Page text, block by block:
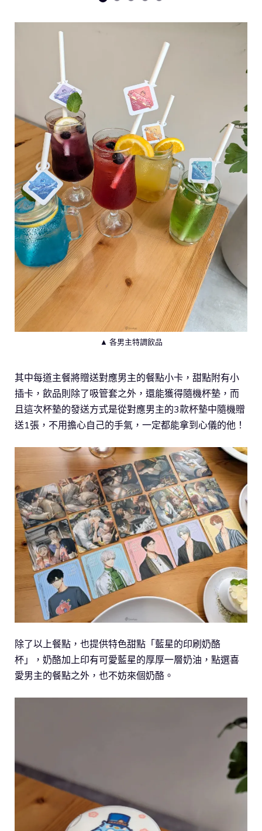
▲ 各男主特調飲品
其中每道主餐將贈送對應男主的餐點小卡，甜點附有小
插卡，飲品則除了吸管套之外，還能獲得隨機杯墊，而
且這次杯墊的發送方式是從對應男主的3款杯墊中隨機贈
送1張，不用擔心自己的手氣，一定都能拿到心儀的他！
除了以上餐點，也提供特色甜點「藍星的印刷奶酪
杯」，奶酪加上印有可愛藍星的厚厚一層奶油，點選喜
愛男主的餐點之外，也不妨來個奶酪。